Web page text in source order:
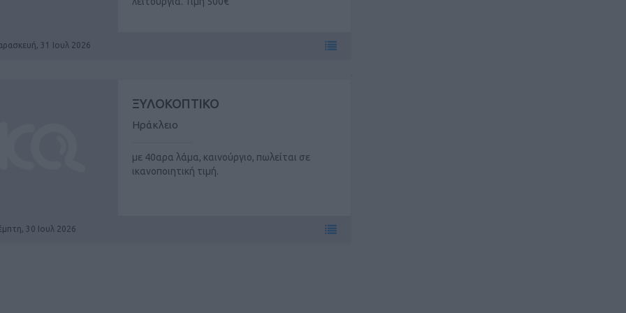
31 Ιουλ 2026
ΞΥΛΟΚΟΠΤΙΚΟ
Ηράκλειο
με 40αρα λάμα, καινούργιο, πωλείται σε
ικανοποιητική τιμή.
30 Ιουλ 2026